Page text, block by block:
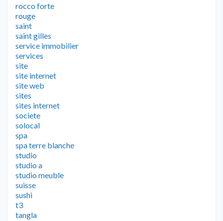
rocco forte
rouge
saint
saint gilles
service immobilier
services
site
site internet
site web
sites
sites internet
societe
solocal
spa
spa terre blanche
studio
studio a
studio meuble
suisse
sushi
t3
tangla